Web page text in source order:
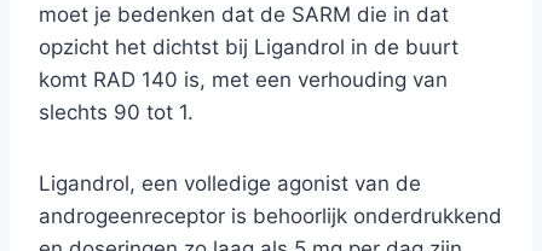
moet je bedenken dat de SARM die in dat
opzicht het dichtst bij Ligandrol in de buurt
komt RAD 140 is, met een verhouding van
slechts 90 tot 1.
Ligandrol, een volledige agonist van de
androgeenreceptor is behoorlijk onderdrukkend